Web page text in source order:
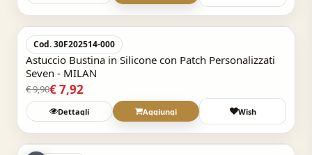
Acquisto Veloce
Cod. 30F202514-000
Astuccio Bustina in Silicone con Patch Personalizzati
Seven - MILAN
€ 9,90€ 7,92
Dettagli Aggiungi Wish
Acquisto Veloce